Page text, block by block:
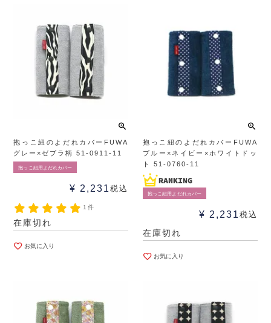
抱っこ紐のよだれカバーFUWA
グレー×ゼブラ柄 51-0911-11
抱っこ紐用よだれカバー
¥ 2,231 税込
1件
在庫切れ
お気に入り
抱っこ紐のよだれカバーFUWA
ブルー×ネイビー×ホワイトドッ
ト 51-0760-11
抱っこ紐用よだれカバー
¥ 2,231 税込
在庫切れ
お気に入り